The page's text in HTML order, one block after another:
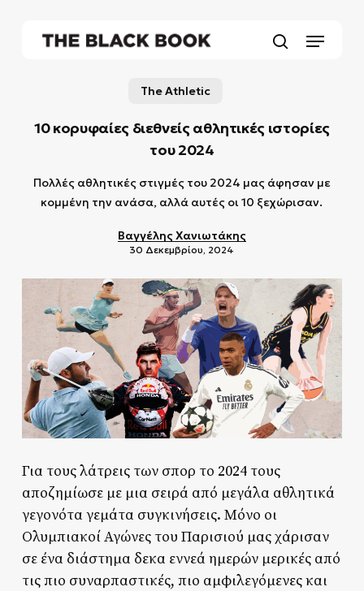
Menu
The Athletic
10 κορυφαίες διεθνείς αθλητικές ιστορίες
του 2024
Πολλές αθλητικές στιγμές του 2024 μας άφησαν με
κομμένη την ανάσα, αλλά αυτές οι 10 ξεχώρισαν.
Βαγγέλης Χανιωτάκης
30 Δεκεμβρίου, 2024
Για τους λάτρεις των σπορ το 2024 τους
αποζημίωσε με μια σειρά από μεγάλα αθλητικά
γεγονότα γεμάτα συγκινήσεις. Μόνο οι
Ολυμπιακοί Αγώνες του Παρισιού μας χάρισαν
σε ένα διάστημα δεκα εννεά ημερών μερικές από
τις πιο συναρπαστικές, πιο αμφιλεγόμενες και